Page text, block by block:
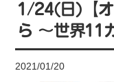
1/24(日)【オ
ら ～世界11
2021/01/20